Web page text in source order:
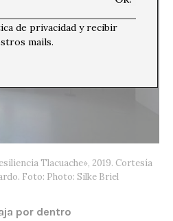
Tlacuache», 2019. Cortesía
Foto: Photo: Silke Briel
por dentro
de privacidad y recibir
mails.